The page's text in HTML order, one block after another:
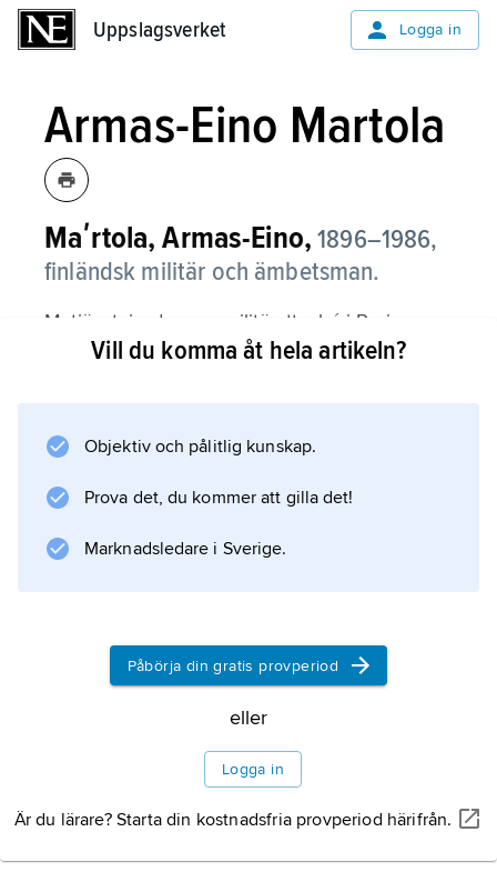
Uppslagsverket Logga in
Armas-Eino Martola
Maʹrtola, Armas-Eino, 1896–1986,
finländsk militär och ämbetsman.
M. tjänstgjorde som militärattaché i Paris
1928–31, som stabschef för skyddskårerna
fortsättningskrigets slutskede. M. var andre
län 1944–46 och 1946–63 direktör för
rådgivare till Dag Hammarskjöld i FN och
Information om artikeln
Vill du komma åt hela artikeln?
Objektiv och pålitlig kunskap.
Prova det, du kommer att gilla det!
Marknadsledare i Sverige.
Påbörja din gratis provperiod
eller
Logga in
Är du lärare? Starta din kostnadsfria provperiod härifrån.